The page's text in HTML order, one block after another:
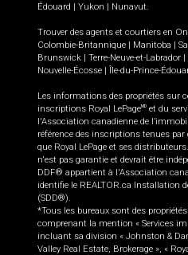
Édouard | Yukon | Nunavut
Trouver des agents et courtiers en
Colombie-Britannique | Manitoba |
Brunswick | Terre-Neuve-et-Labrador |
Nouvelle-Écosse | Île-du-Prince-
Les informations des propriétés sur
inscriptions Royal LePageMD et du
l'Association canadienne de
référence des inscriptions tenues
que Royal LePage et ses
n'est pas garantie et devrait être
DDF® appartient à l'Association
identifie le REALTOR.ca Installation
(SDD®).
*Tous les bureaux sont des
comprenant la mention « Services
incluant sa division « Johnston &
Valley Real Estate, Brokerage », «